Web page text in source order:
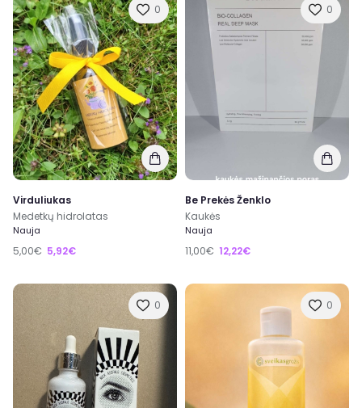
0
Virduliukas
Medetkų hidrolatas
Nauja
5,00€ 5,92€
0
Be Prekės Ženklo
Kaukės
Nauja
11,00€ 12,22€
0 0